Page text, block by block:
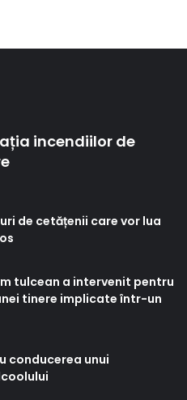
incendiilor de
de cetățenii care vor lua
tulcean a intervenit pentru
tinere implicate într-un
conducerea unui